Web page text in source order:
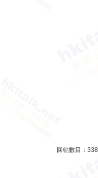
回帖數目： 338